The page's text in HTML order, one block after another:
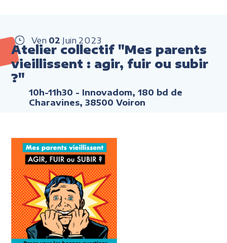
Ven 02 Juin 2023
Atelier collectif "Mes parents
vieillissent : agir, fuir ou subir
?"
10h-11h30 - Innovadom, 180 bd de
Charavines, 38500 Voiron